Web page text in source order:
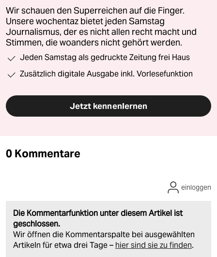
Wir schauen den Superreichen auf die Finger.
Unsere wochentaz bietet jeden Samstag
Journalismus, der es nicht allen recht macht und
Stimmen, die woanders nicht gehört werden.
Jeden Samstag als gedruckte Zeitung frei Haus
Zusätzlich digitale Ausgabe inkl. Vorlesefunktion
Jetzt kennenlernen
0 Kommentare
Die Kommentarfunktion unter diesem Artikel ist
geschlossen.
Wir öffnen die Kommentarspalte bei ausgewählten
Artikeln für etwa drei Tage – hier sind sie zu finden.
einloggen